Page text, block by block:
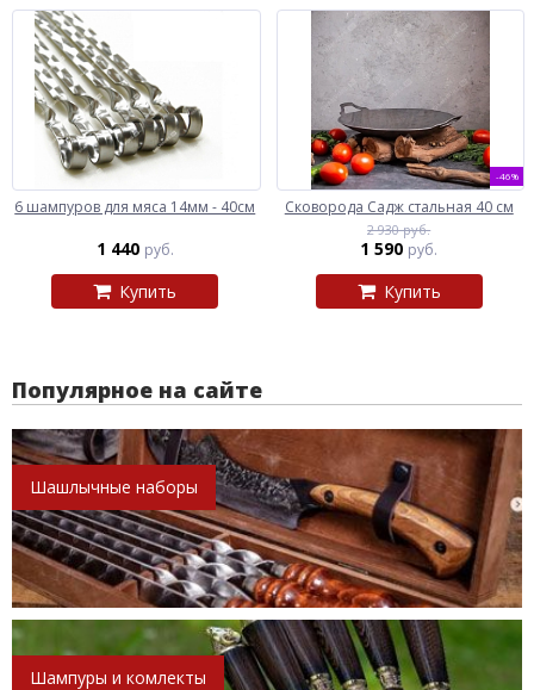
6 шампуров для мяса 14мм - 40см
1 440 руб.
Купить
-46%
Сковорода Садж стальная 40 см
2 930 руб.
1 590 руб.
Купить
Популярное на сайте
Шашлычные наборы
Шампуры и комлекты